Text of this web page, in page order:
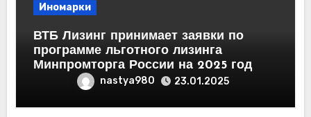
Иномарки
ВТБ Лизинг принимает заявки по
программе льготного лизинга
Минпромторга России на 2025 год
nastya980 23.01.2025